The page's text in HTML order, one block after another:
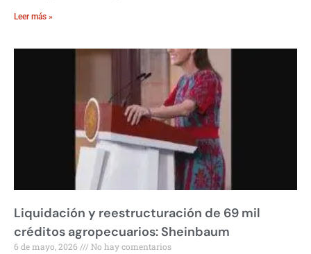
Leer más »
Liquidación y reestructuración de 69 mil
créditos agropecuarios: Sheinbaum
6 de mayo, 2026 No hay comentarios